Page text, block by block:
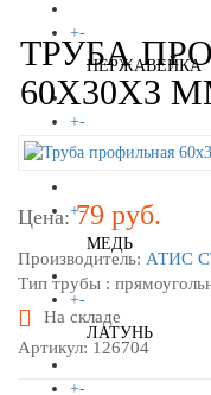
+-
НЕРЖАВЕЙКА
+-
АЛЮМИНИЙ
+-
МЕДЬ
+-
ЛАТУНЬ
+-
ТРУБА
60X30Х3
Цена:79 руб.
Производитель: АТИС
Тип трубы :
На складе
Артикул: 126704